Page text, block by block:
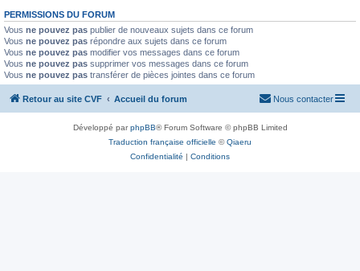
PERMISSIONS DU FORUM
Vous ne pouvez pas publier de nouveaux sujets dans ce forum
Vous ne pouvez pas répondre aux sujets dans ce forum
Vous ne pouvez pas modifier vos messages dans ce forum
Vous ne pouvez pas supprimer vos messages dans ce forum
Vous ne pouvez pas transférer de pièces jointes dans ce forum
Retour au site CVF Accueil du forum Nous contacter
Développé parphpBB® Forum Software © phpBB Limited
Traduction française officielle ©Qiaeru
Confidentialité | Conditions